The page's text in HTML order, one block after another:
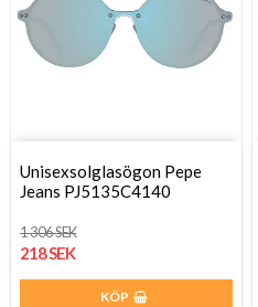
Unisexsolglasögon Pepe
Jeans PJ5135C4140
1 306 SEK
218 SEK
KÖP